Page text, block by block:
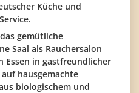
Küche und
gemütliche
Saal als Rauchersalon
Essen in gastfreundlicher
hausgemachte
biologischem und